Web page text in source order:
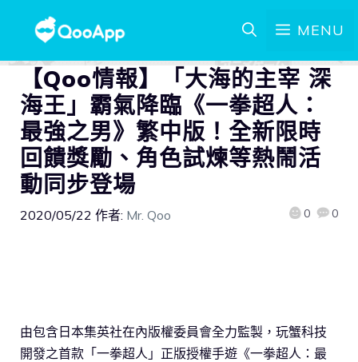
MENU
【Qoo情報】「大海的主宰 深
海王」霸氣降臨《一拳超人：
最強之男》繁中版！全新限時
回饋獎勵、角色試煉等熱鬧活
動同步登場
2020/05/22 作者: Mr. Qoo 0 0
由包含日本集英社在內版權委員會全力監製，玩蟹科技
開發之首款「一拳超人」正版授權手遊《一拳超人：最